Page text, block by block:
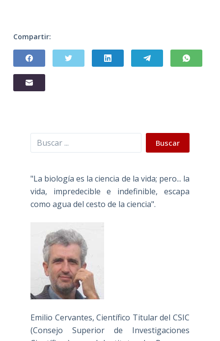
Compartir:
Buscar Buscar
"La biología es la ciencia de la vida; pero... la
vida, impredecible e indefinible, escapa
como agua del cesto de la ciencia".
Emilio Cervantes, Científico Titular del CSIC
(Consejo Superior de Investigaciones